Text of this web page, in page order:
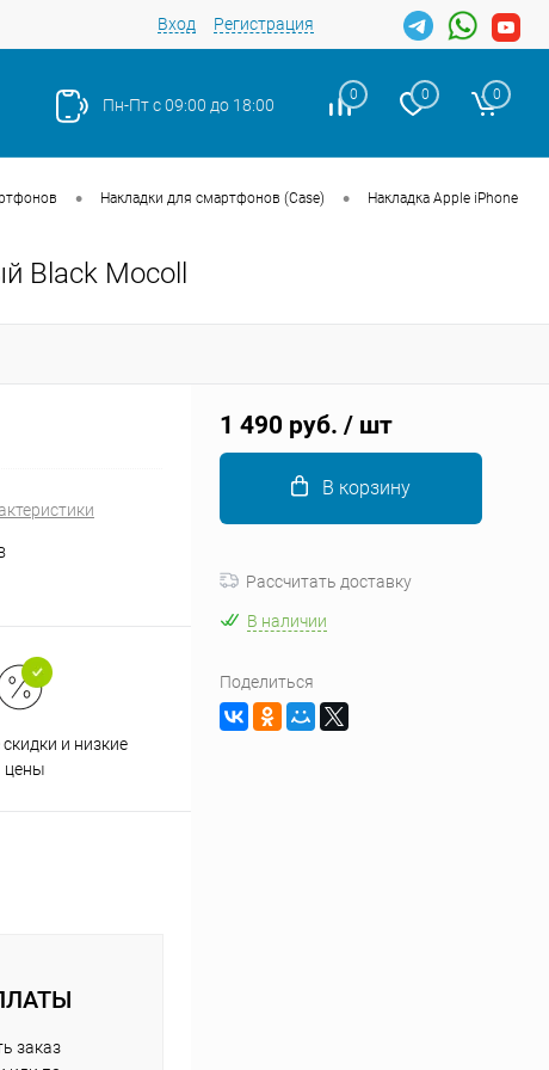
Вход Регистрация
Пн-Пт с 09:00 до 18:00
0 0 0
• Накладки для смартфонов (Case) • Накладка Apple iPhone
Black Mocoll
и низкие
цены
заказ
1 490 руб. / шт
В корзину
Рассчитать доставку
В наличии
Поделиться